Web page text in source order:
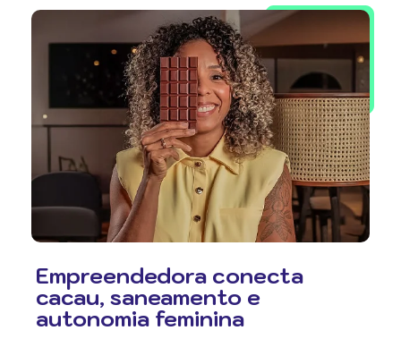
Empreendedora conecta
cacau, saneamento e
autonomia feminina